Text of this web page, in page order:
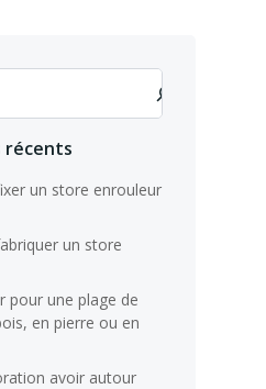
récents
un store enrouleur
un store
pour une plage de
en pierre ou en
avoir autour